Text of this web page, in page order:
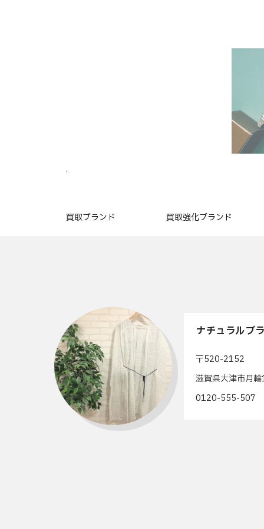
.
買取ブランド 買取強化ブランド
ナチュラルブ
〒520-2152
滋賀県大津市月
0120-555-507